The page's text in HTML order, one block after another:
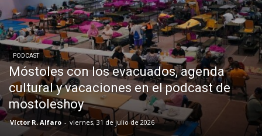
PODCAST
Móstoles con los evacuados, agenda
cultural y vacaciones en el podcast de
mostoleshoy
Víctor R. Alfaro - viernes, 31 de julio de 2026